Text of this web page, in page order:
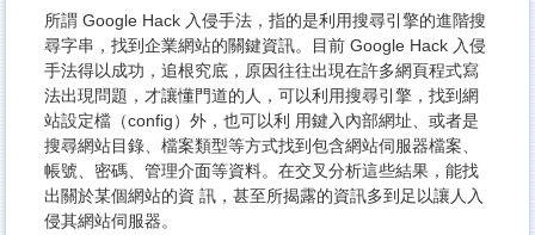
所謂 Google Hack 入侵手法，指的是利用搜尋引擎的進階搜
尋字串，找到企業網站的關鍵資訊。目前 Google Hack 入侵
手法得以成功，追根究底，原因往往出現在許多網頁程式寫
法出現問題，才讓懂門道的人，可以利用搜尋引擎，找到網
站設定檔（config）外，也可以利 用鍵入內部網址、或者是
搜尋網站目錄、檔案類型等方式找到包含網站伺服器檔案、
帳號、密碼、管理介面等資料。在交叉分析這些結果，能找
出關於某個網站的資 訊，甚至所揭露的資訊多到足以讓人入
侵其網站伺服器。